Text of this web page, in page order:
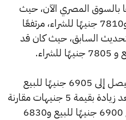
24 ارتفاعًا بالسوق المصري الآن، حيث
بلغ 7890 جنيهًا للبيع و7810 جنيهًا للشراء، مرتفعًا
التحديث السابق، حيث كان قد
كما ارتفع سعر عيار 21 ليصل إلى 6905 جنيهًا للبيع
و6835 جنيهًا للشراء، بعد زيادة بقيمة 5 جنيهات مقارنة
بالسعر السابق الذي بلغ 6900 جنيهًا للبيع و6830